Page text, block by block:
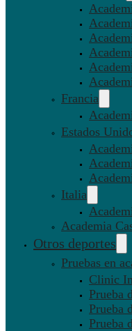
Francia
Estados
Italia
Academia
Otros deportes
Pruebas en
Clinic
Prueba
Prueba
Prueba